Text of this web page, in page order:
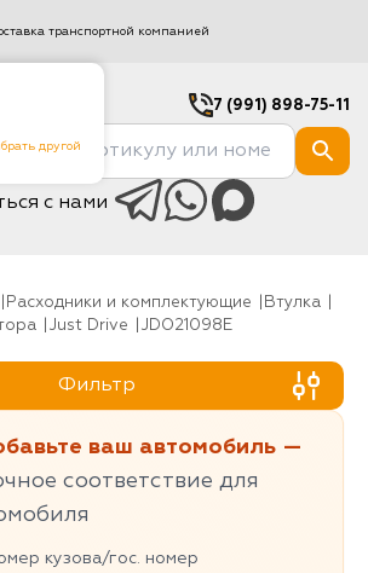
другой
транспортной компанией
7 (991) 898-75-11
с нами
Расходники и комплектующие
Втулка
Just Drive JDO21098E
Фильтр
ваш автомобиль —
соответствие для
кузова/гос. номер